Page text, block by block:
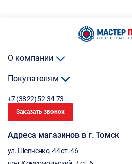
О компании
Покупателям
+7 (3822) 52-34-73
Заказать звонок
Адреса магазинов в г. Томск
ул. Шевченко, 44 ст. 46